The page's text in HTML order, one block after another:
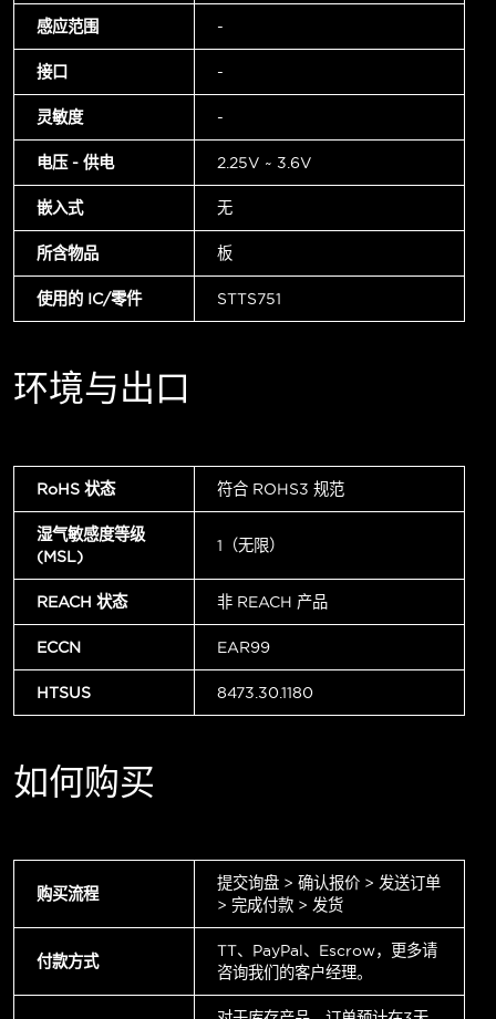
感应范围 -
接口 -
灵敏度 -
电压 - 供电 2.25V ~ 3.6V
嵌入式 无
所含物品 板
使用的 IC/零件 STTS751
环境与出口
RoHS 状态 符合 ROHS3 规范
湿气敏感度等级
(MSL)
1（无限）
REACH 状态 非 REACH 产品
ECCN EAR99
HTSUS 8473.30.1180
如何购买
购买流程
提交询盘 > 确认报价 > 发送订单
> 完成付款 > 发货
付款方式
TT、PayPal、Escrow，更多请
咨询我们的客户经理。